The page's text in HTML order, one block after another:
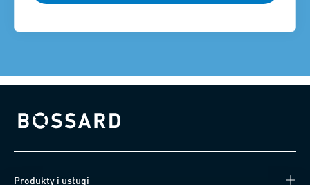
Bossard homepage
Produkty i usługi